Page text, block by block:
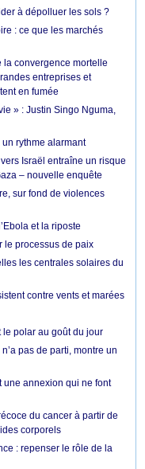
à dépolluer les sols ?
: ce que les marchés
la convergence mortelle
entreprises et
en fumée
» : Justin Singo Nguma,
rythme alarmant
Israël entraîne un risque
– nouvelle enquête
sur fond de violences
et la riposte
le processus de paix
les centrales solaires du
contre vents et marées
le polar au goût du jour
pas de parti, montre un
une annexion qui ne font
du cancer à partir de
corporels
: repenser le rôle de la